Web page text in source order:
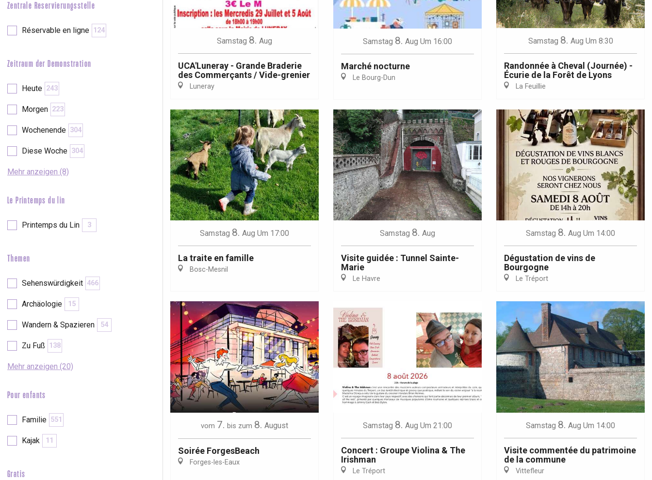
Seine
Duclair
Forges-les-Eaux
Zentrale Reservierungsstelle
Réservable en ligne 124
Zeitraum der Demonstration
Heute 243
Morgen 223
Wochenende 304
Diese Woche 304
Mehr anzeigen (8)
Le Printemps du lin
Printemps du Lin 3
Themen
Sehenswürdigkeit 466
Archäologie 15
Wandern & Spazieren 54
Zu Fuß 138
Mehr anzeigen (20)
Pour enfants
Familie 551
Kajak 11
Gratis
Samstag 8. Aug
UCA'Luneray - Grande Braderie
des Commerçants / Vide-grenier
Luneray
Samstag 8. Aug Um 16:00
Marché nocturne
Le Bourg-Dun
Samstag 8. Aug Um 8:30
Randonnée à Cheval (Journée) -
Écurie de la Forêt de Lyons
La Feuillie
Samstag 8. Aug Um 17:00
La traite en famille
Bosc-Mesnil
Samstag 8. Aug
Visite guidée : Tunnel Sainte-
Marie
Le Havre
Samstag 8. Aug Um 14:00
Dégustation de vins de
Bourgogne
Le Tréport
vom 7. bis zum 8. August
Soirée ForgesBeach
Forges-les-Eaux
Samstag 8. Aug Um 21:00
Concert : Groupe Violina & The
Irishman
Le Tréport
Samstag 8. Aug Um 14:00
Visite commentée du patrimoine
de la commune
Vittefleur